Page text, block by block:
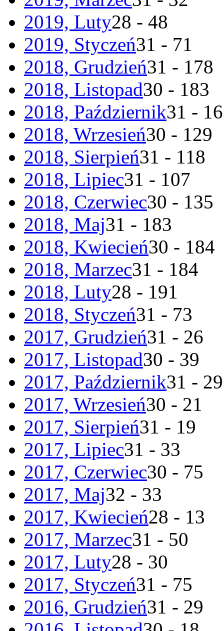
2019, Luty28 - 48
2019, Styczeń31 - 71
2018, Grudzień31 - 178
2018, Listopad30 - 183
2018, Październik31 -
2018, Wrzesień30 - 129
2018, Sierpień31 - 118
2018, Lipiec31 - 107
2018, Czerwiec30 - 135
2018, Maj31 - 183
2018, Kwiecień30 - 184
2018, Marzec31 - 184
2018, Luty28 - 191
2018, Styczeń31 - 73
2017, Grudzień31 - 26
2017, Listopad30 - 39
2017, Październik31 - 29
2017, Wrzesień30 - 21
2017, Sierpień31 - 19
2017, Lipiec31 - 33
2017, Czerwiec30 - 75
2017, Maj32 - 33
2017, Kwiecień28 - 13
2017, Marzec31 - 50
2017, Luty28 - 30
2017, Styczeń31 - 75
2016, Grudzień31 - 29